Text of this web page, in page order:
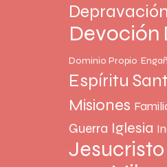
Depravación
Devoción
Dominio Propio
Espíritu
Misiones
Guerra Iglesia
Jesucristo